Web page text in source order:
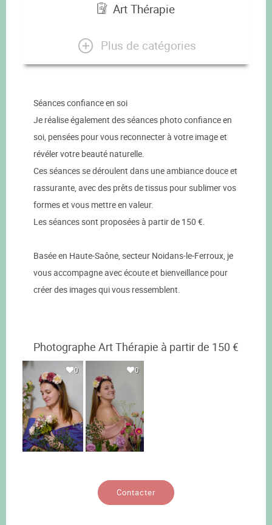
Art Thérapie
Plus de catégories
Séances confiance en soi
Je réalise également des séances photo confiance en
soi, pensées pour vous reconnecter à votre image et
révéler votre beauté naturelle.
Ces séances se déroulent dans une ambiance douce et
rassurante, avec des prêts de tissus pour sublimer vos
formes et vous mettre en valeur.
Les séances sont proposées à partir de 150 €.
Basée en Haute-Saône, secteur Noidans-le-Ferroux, je
vous accompagne avec écoute et bienveillance pour
créer des images qui vous ressemblent.
Photographe Art Thérapie à partir de 150 €
0 0
Contacter